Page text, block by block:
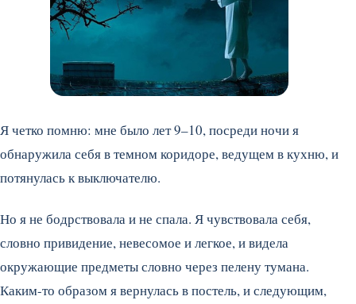
Я четко помню: мне было лет 9–10, посреди ночи я
обнаружила себя в темном коридоре, ведущем в кухню, и
потянулась к выключателю.
Но я не бодрствовала и не спала. Я чувствовала себя,
словно привидение, невесомое и легкое, и видела
окружающие предметы словно через пелену тумана.
Каким-то образом я вернулась в постель, и следующим,